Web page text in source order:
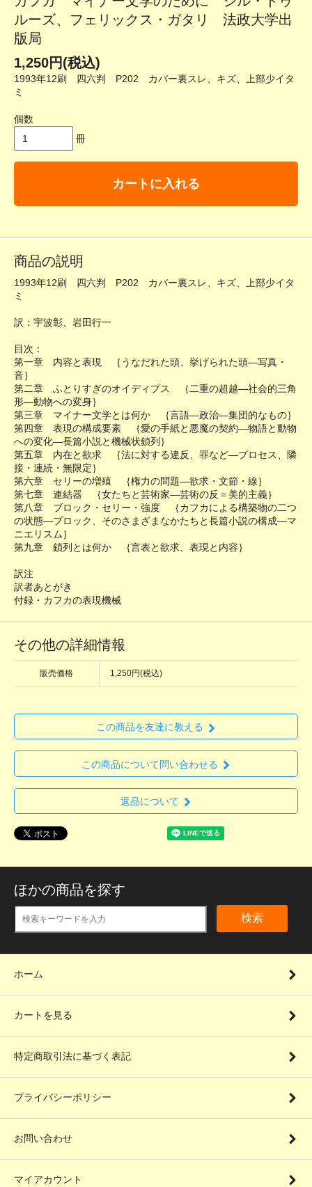
ルーズ、フェリックス・ガタリ 法政大学出
版局
1,250円(税込)
1993年12刷 四六判 P202 カバー裏スレ、キズ、上部少イタ
ミ
個数
冊
カートに入れる
商品の説明
1993年12刷 四六判 P202 カバー裏スレ、キズ、上部少イタ
ミ
訳：宇波彰、岩田行一
目次：
第一章 内容と表現 ｛うなだれた頭、挙げられた頭―写真・
音｝
第二章 ふとりすぎのオイディプス ｛二重の超越―社会的三角
形―動物への変身｝
第三章 マイナー文学とは何か ｛言語―政治―集団的なもの｝
第四章 表現の構成要素 ｛愛の手紙と悪魔の契約―物語と動物
への変化―長篇小説と機械状鎖列｝
第五章 内在と欲求 ｛法に対する違反、罪など―プロセス、隣
接・連続・無限定｝
第六章 セリーの増殖 ｛権力の問題―欲求・文節・線｝
第七章 連結器 ｛女たちと芸術家―芸術の反＝美的主義｝
第八章 ブロック・セリー・強度 ｛カフカによる構築物の二つ
の状態―ブロック、そのさまざまなかたちと長篇小説の構成―マ
ニエリスム｝
第九章 鎖列とは何か ｛言表と欲求、表現と内容｝
訳注
訳者あとがき
付録・カフカの表現機械
その他の詳細情報
販売価格 1,250円(税込)
この商品を友達に教える
この商品について問い合わせる
返品について
ほかの商品を探す
検索
ホーム
カートを見る
特定商取引法に基づく表記
プライバシーポリシー
お問い合わせ
マイアカウント